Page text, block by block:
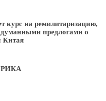
курс на ремилитаризацию,
предлогами о
Китая